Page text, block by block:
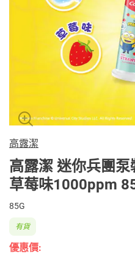
高露潔
高露潔 迷你兵團
草莓味1000ppm
85G
優惠價:
有貨